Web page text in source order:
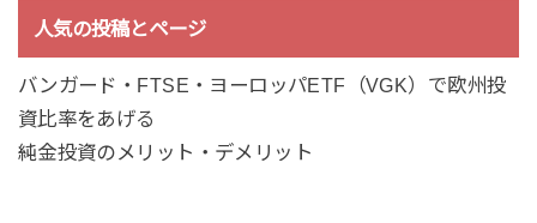
人気の投稿とページ
バンガード・FTSE・ヨーロッパETF（VGK）で欧州投
資比率をあげる
純金投資のメリット・デメリット